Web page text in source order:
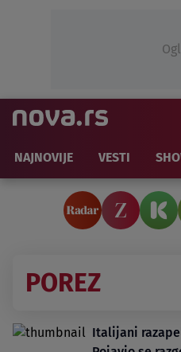
NAJNOVIJE VESTI
POREZ
Italijani